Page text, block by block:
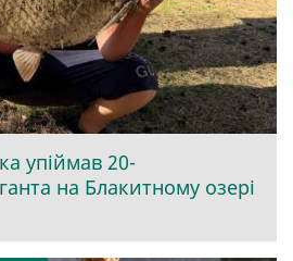
упіймав 20-
на Блакитному озері